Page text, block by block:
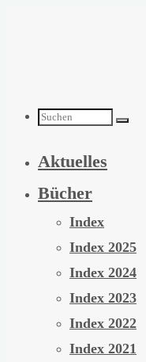
Suchen
nach:
Aktuelles
Bücher
Index
Index 2025
Index 2024
Index 2023
Index 2022
Index 2021